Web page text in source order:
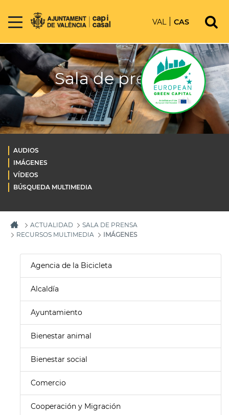
VAL CAS
Sala de prensa
AUDIOS
IMÁGENES
VÍDEOS
BÚSQUEDA MULTIMEDIA
ACTUALIDAD
SALA DE PRENSA
RECURSOS MULTIMEDIA
IMÁGENES
Agencia de la Bicicleta
Alcaldía
Ayuntamiento
Bienestar animal
Bienestar social
Comercio
Cooperación y Migración